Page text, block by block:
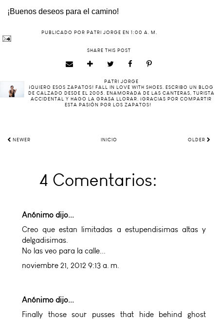
¡Buenos deseos para el camino!
PUBLICADO POR PATRI JORGE EN 1:00 A. M.
SHARE THIS POST
PATRI JORGE
¡QUIERO ESOS ZAPATOS! FALL IN LOVE WITH SHOES. ESCRIBO UN BLOG
DE CALZADO DESDE EL 2005. ENAMORADA DE LAS CANTERAS, TURISTA
ACCIDENTAL Y HAGO LA GRASA LLORAR. ¡GRACIAS POR COMPARTIR
ESTA PASIÓN POR LOS ZAPATOS!
NEWER INICIO OLDER
4 Comentarios:
Anónimo dijo...
Creo que estan limitadas a estupendisimas altas y
delgadisimas.
No las veo para la calle...
noviembre 21, 2012 9:13 a. m.
Anónimo dijo...
Finally those sour pusses that hide behind ghost